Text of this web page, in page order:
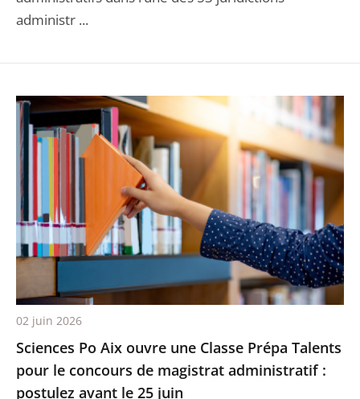
administr ...
Sciences Po Aix ouvre une Classe Prépa Talents
pour le concours de magistrat administratif :
postulez avant le 25 juin
02 juin 2026